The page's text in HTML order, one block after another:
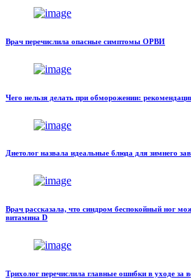
Врач перечислила опасные симптомы ОРВИ
Чего нельзя делать при обморожении:
Диетолог назвала идеальные блюда для зимнего
Врач рассказала, что синдром беспокойный ног
витамина D
Трихолог перечислила главные ошибки в уходе за